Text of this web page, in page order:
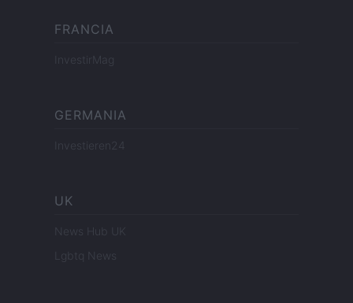
FRANCIA
InvestirMag
GERMANIA
Investieren24
UK
News Hub UK
Lgbtq News